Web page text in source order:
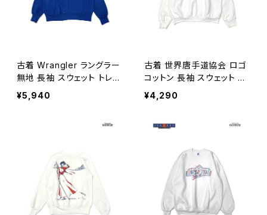
古着 Wrangler ラングラー
無地 長袖 スウェット トレー
ナー 青 (ttu2603099)
¥5,940
古着 世界唐手道協会 ロゴ
コットン 長袖 スウェット ト
レーナー 白 (ttu2603100)
¥4,290